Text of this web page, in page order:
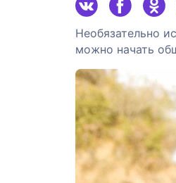
Необязательно
можно начать